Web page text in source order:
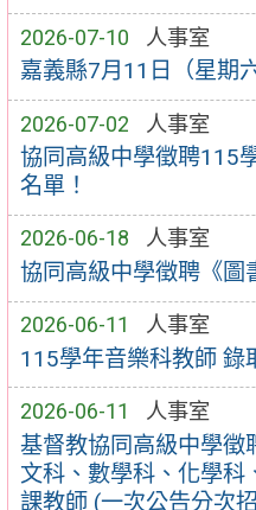
2026-07-10 人事室
嘉義縣7月11日（星期
2026-07-02 人事室
協同高級中學徵聘115
名單！
2026-06-18 人事室
協同高級中學徵聘《圖
2026-06-11 人事室
115學年音樂科教師 錄
2026-06-11 人事室
基督教協同高級中學徵
文科、數學科、化學科
課教師 (一次公告分次